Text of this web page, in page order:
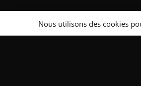
Nous utilisons des cookies